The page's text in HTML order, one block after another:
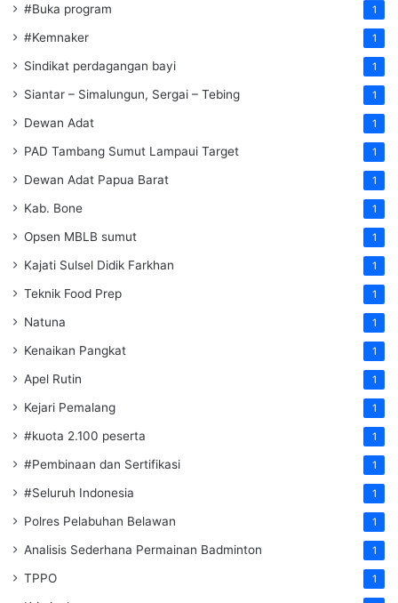
#Buka program 1
#Kemnaker 1
Sindikat perdagangan bayi 1
Siantar – Simalungun, Sergai – Tebing 1
Dewan Adat 1
PAD Tambang Sumut Lampaui Target 1
Dewan Adat Papua Barat 1
Kab. Bone 1
Opsen MBLB sumut 1
Kajati Sulsel Didik Farkhan 1
Teknik Food Prep 1
Natuna 1
Kenaikan Pangkat 1
Apel Rutin 1
Kejari Pemalang 1
#kuota 2.100 peserta 1
#Pembinaan dan Sertifikasi 1
#Seluruh Indonesia 1
Polres Pelabuhan Belawan 1
Analisis Sederhana Permainan Badminton 1
TPPO 1